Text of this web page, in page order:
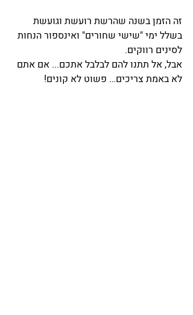
זה הזמן בשנה שהרשת רועשת וגועשת
בשלל ימי "שישי שחורים" ואינספור הנחות
לסינים רווקים.
אבל, אל תתנו להם לבלבל אתכם... אם אתם
לא באמת צריכים… פשוט לא קונים!